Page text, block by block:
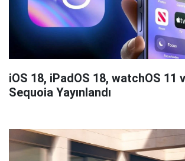
iOS 18, iPadOS 18, watchOS 11
Sequoia Yayınlandı